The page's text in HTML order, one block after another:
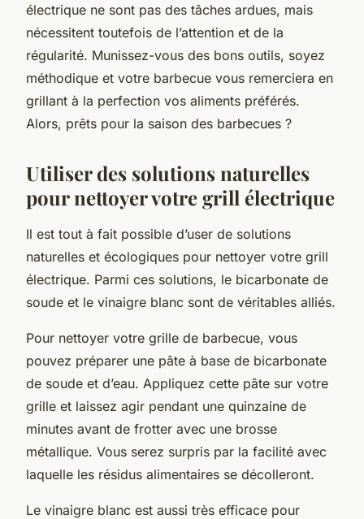
électrique ne sont pas des tâches ardues, mais
nécessitent toutefois de l’attention et de la
régularité. Munissez-vous des bons outils, soyez
méthodique et votre barbecue vous remerciera en
grillant à la perfection vos aliments préférés.
Alors, prêts pour la saison des barbecues ?
Utiliser des solutions naturelles
pour nettoyer votre grill électrique
Il est tout à fait possible d’user de solutions
naturelles et écologiques pour nettoyer votre grill
électrique. Parmi ces solutions, le bicarbonate de
soude et le vinaigre blanc sont de véritables alliés.
Pour nettoyer votre grille de barbecue, vous
pouvez préparer une pâte à base de bicarbonate
de soude et d’eau. Appliquez cette pâte sur votre
grille et laissez agir pendant une quinzaine de
minutes avant de frotter avec une brosse
métallique. Vous serez surpris par la facilité avec
laquelle les résidus alimentaires se décolleront.
Le vinaigre blanc est aussi très efficace pour